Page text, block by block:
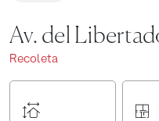
Av. del
Recoleta